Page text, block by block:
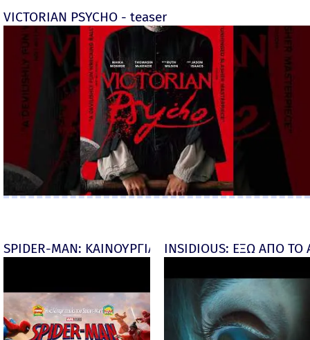
VICTORIAN PSYCHO - teaser
SPIDER-MAN: ΚΑΙΝΟΥΡΓΙΑ ΜΕΡΑ (Spider-Man:
INSIDIOUS: ΕΞΩ ΑΠΟ